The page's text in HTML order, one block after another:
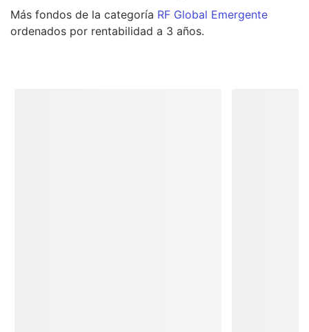
Más fondos de la categoría RF Global Emergente
ordenados por rentabilidad a 3 años.